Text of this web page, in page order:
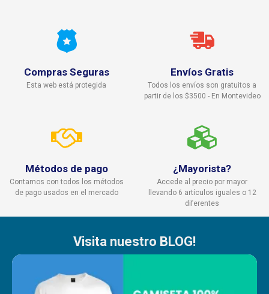
Compras Seguras
Esta web está protegida
Envíos Gratis
Todos los envíos son gratuitos a
partir de los $3500 - En Montevideo
Métodos de pago
Contamos con todos los métodos
de pago usados en el mercado
¿Mayorista?
Accede al precio por mayor
llevando 6 artículos iguales o 12
diferentes
Visita nuestro BLOG!